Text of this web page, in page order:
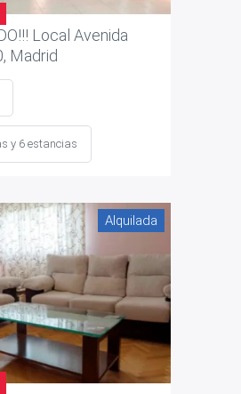
Local Avenida
Madrid
y 6 estancias
Alquilada